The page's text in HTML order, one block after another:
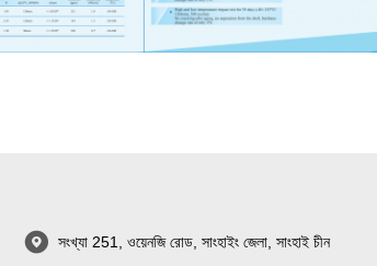
সংখ্যা 251, ওয়েনজি রোড, সাংহাইং জেলা, সাংহাই চীন